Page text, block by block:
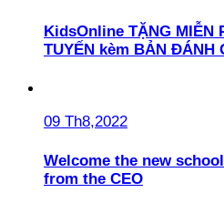
KidsOnline TẶNG MIỄN
TUYẾN kèm BẢN ĐÁNH
09 Th8,2022
Welcome the new
from the CEO